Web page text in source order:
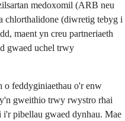
medoxomil (ARB neu
chlorthalidone (diwretig tebyg i
maent yn creu partneriaeth
gwaed uchel trwy
o feddyginiaethau o'r enw
gweithio trwy rwystro rhai
pibellau gwaed dynhau. Mae